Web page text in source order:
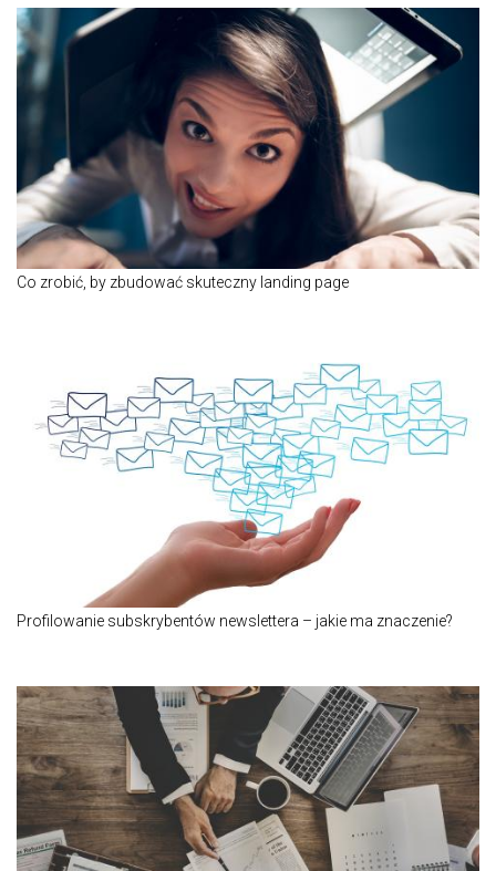
Co zrobić, by zbudować skuteczny landing page
Profilowanie subskrybentów newslettera – jakie ma znaczenie?